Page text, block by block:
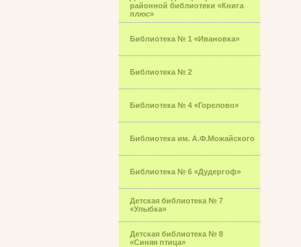
районной библиотеки «Книга
плюс»
Библиотека № 1 «Ивановка»
Библиотека № 2
Библиотека № 4 «Горелово»
Библиотека им. А.Ф.Можайского
Библиотека № 6 «Дудергоф»
Детская библиотека № 7
«Улыбка»
Детская библиотека № 8
«Синяя птица»